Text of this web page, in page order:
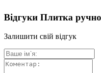
Відгуки Плитка
Залишити свій відгук